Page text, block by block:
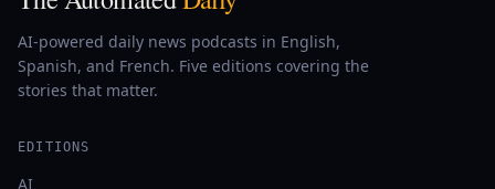
AI-powered daily news podcasts in English,
Spanish, and French. Five editions covering the
stories that matter.
EDITIONS
AI